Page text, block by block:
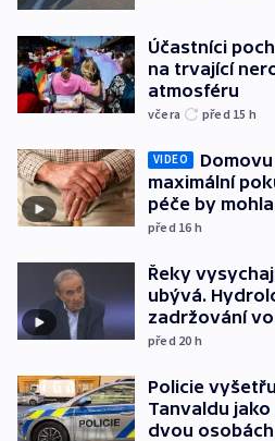
Účastníci
na trvající
atmosféru
včera před 15 h
VIDEO
maximální
péče by
před 16 h
Řeky
ubývá.
zadržování
před 20 h
Policie
Tanvaldu
dvou osobách